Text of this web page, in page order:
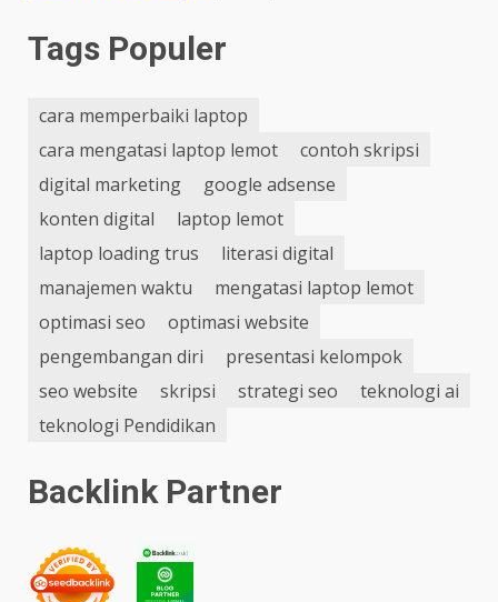
Tags Populer
cara memperbaiki laptop
cara mengatasi laptop lemot
contoh skripsi
digital marketing
google adsense
konten digital
laptop lemot
laptop loading trus
literasi digital
manajemen waktu
mengatasi laptop lemot
optimasi seo
optimasi website
pengembangan diri
presentasi kelompok
seo website
skripsi strategi seo
teknologi ai
teknologi Pendidikan
Backlink Partner